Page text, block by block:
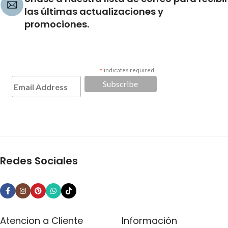
las últimas actualizaciones y
promociones.
* indicates required
Redes Sociales
Atencion a Cliente Información